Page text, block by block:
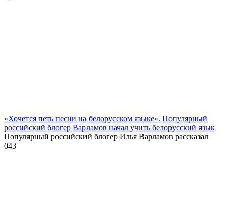
«Хочется петь песни на белорусском языке». Популярный
российский блогер Варламов начал учить белорусский язык
Популярный российский блогер Илья Варламов рассказал
043